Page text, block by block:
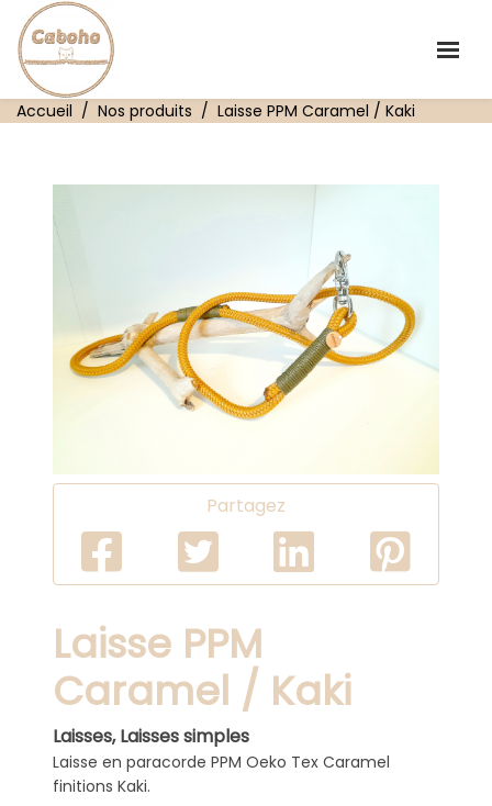
Accueil Nos produits Laisse PPM Caramel / Kaki
Partagez
Laisse PPM
Caramel / Kaki
Laisses,Laisses simples
Laisse en paracorde PPM Oeko Tex Caramel
finitions Kaki.